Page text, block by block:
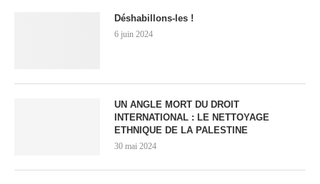
Déshabillons-les !
6 juin 2024
UN ANGLE MORT DU DROIT
INTERNATIONAL : LE NETTOYAGE
ETHNIQUE DE LA PALESTINE
30 mai 2024